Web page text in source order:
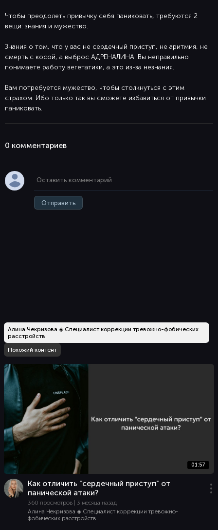
Чтобы преодолеть привычку себя паниковать, требуются 2
вещи: знания и мужество.
Знания о том, что у вас не сердечный приступ, не аритмия, не
смерть с косой, а выброс АДРЕНАЛИНА. Вы неправильно
понимаете работу вегетатики, а это из-за незнания.
Вам потребуется мужество, чтобы столкнуться с этим
страхом. Ибо только так вы сможете избавиться от привычки
паниковать.
0 комментaриев
Отправить
Алина Чекризова ◈ Специалист коррекции тревожно-фобических
расстройств
Похожий контент
01:57
Как отличить "сердечный приступ" от
панической атаки?
360 просмотров | 3 месяца назад
Алина Чекризова ◈ Специалист коррекции тревожно-
фобических расстройств